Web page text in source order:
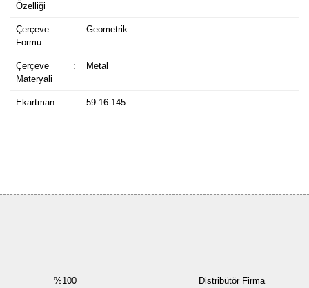
Özelliği
Çerçeve
Formu
: Geometrik
Çerçeve
Materyali
: Metal
Ekartman : 59-16-145
%100
Distribütör Firma